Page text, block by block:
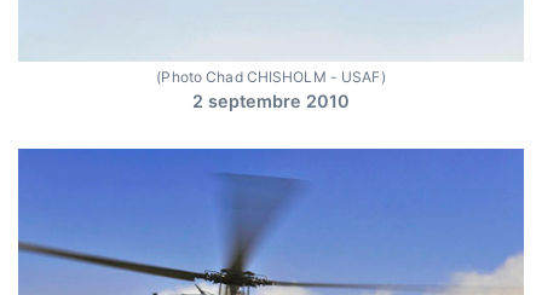
(Photo Chad CHISHOLM - USAF)
2 septembre 2010